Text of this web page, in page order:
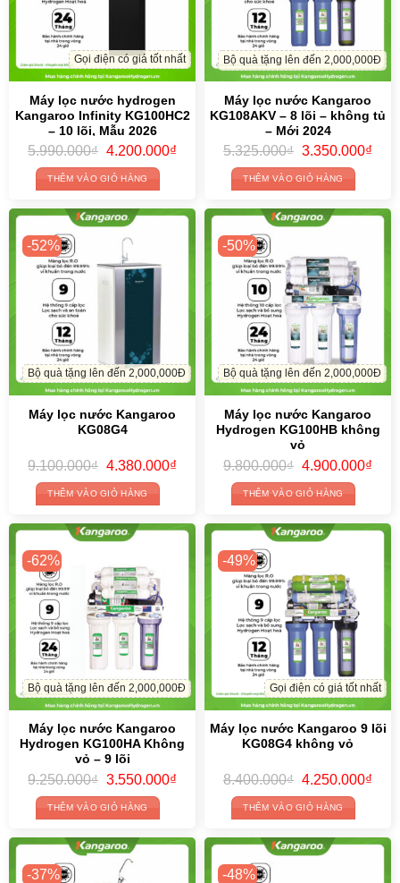
Gọi điện có giá tốt nhất
Máy lọc nước hydrogen
Kangaroo Infinity KG100HC2
– 10 lõi, Mẫu 2026
5.990.000₫ Original
was:
5.990.000₫.
4.200.000₫Current
4.200.000₫.
THÊM VÀO GIỎ HÀNG
Bộ quà tặng lên đến 2,000,000Đ
Máy lọc nước Kangaroo
KG108AKV – 8 lõi – không tủ
– Mới 2024
5.325.000₫ Original
was:
5.325.000₫.
3.350.000₫
THÊM VÀO GIỎ HÀNG
-52%
Bộ quà tặng lên đến 2,000,000Đ
Máy lọc nước Kangaroo
KG08G4
9.100.000₫ Original
was:
9.100.000₫.
4.380.000₫Current
4.380.000₫.
THÊM VÀO GIỎ HÀNG
-50%
Bộ quà tặng lên đến 2,000,000Đ
Máy lọc nước Kangaroo
Hydrogen KG100HB không
vỏ
9.800.000₫ Original
was:
9.800.000₫.
4.900.000₫
THÊM VÀO GIỎ HÀNG
-62%
Bộ quà tặng lên đến 2,000,000Đ
Máy lọc nước Kangaroo
Hydrogen KG100HA Không
vỏ – 9 lõi
9.250.000₫ Original
was:
9.250.000₫.
3.550.000₫Current
3.550.000₫.
THÊM VÀO GIỎ HÀNG
-49%
Gọi điện có giá tốt nhất
Máy lọc nước Kangaroo 9 lõi
KG08G4 không vỏ
8.400.000₫ Original
was:
8.400.000₫.
4.250.000₫
THÊM VÀO GIỎ HÀNG
-37% -48%